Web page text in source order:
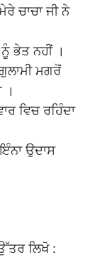
ਚਾਚਾ ਜੀ ਨੇ
ਭੇਤ ਨਹੀਂ ।
ਮਗਰੋਂ
।
ਵਿਚ ਰਹਿੰਦਾ
ਉਦਾਸ
ਲਿਖੋ :